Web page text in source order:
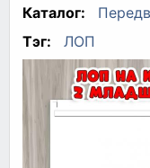
Каталог:
Тэг:
ЛОП